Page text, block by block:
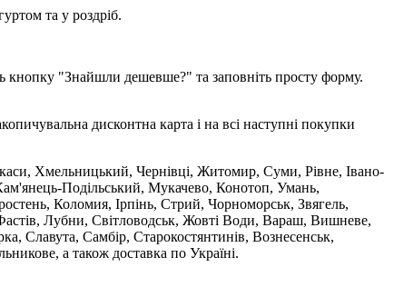
та у роздріб.
кнопку "Знайшли дешевше?" та заповніть просту форму.
дисконтна карта і на всі наступні покупки
Хмельницький, Чернівці, Житомир, Суми, Рівне, Івано-
Подільський, Мукачево, Конотоп, Умань,
Коломия, Ірпінь, Стрий, Чорноморськ, Звягель,
Лубни, Світловодськ, Жовті Води, Вараш, Вишневе,
Славута, Самбір, Старокостянтинів, Вознесенськ,
а також доставка по Україні.